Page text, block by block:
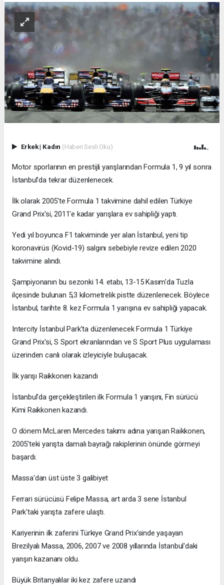
Erkek| Kadın (Haberi Sesli Oku)
Motor sporlarının en prestijli yarışlarından Formula 1, 9 yıl sonra
İstanbul'da tekrar düzenlenecek.
İlk olarak 2005'te Formula 1 takvimine dahil edilen Türkiye
Grand Prix'si, 2011'e kadar yarışlara ev sahipliği yaptı.
Yedi yıl boyunca F1 takviminde yer alan İstanbul, yeni tip
koronavirüs (Kovid-19) salgını sebebiyle revize edilen 2020
takvimine alındı.
Şampiyonanın bu sezonki 14. etabı, 13-15 Kasım'da Tuzla
ilçesinde bulunan 5,3 kilometrelik pistte düzenlenecek. Böylece
İstanbul, tarihte 8. kez Formula 1 yarışına ev sahipliği yapacak.
Intercity İstanbul Park’ta düzenlenecek Formula 1 Türkiye
Grand Prix'si, S Sport ekranlarından ve S Sport Plus uygulaması
üzerinden canlı olarak izleyiciyle buluşacak.
İlk yarışı Raikkonen kazandı
İstanbul'da gerçekleştirilen ilk Formula 1 yarışını, Fin sürücü
Kimi Raikkonen kazandı.
O dönem McLaren Mercedes takımı adına yarışan Raikkonen,
2005'teki yarışta damalı bayrağı rakiplerinin önünde görmeyi
başardı.
Massa'dan üst üste 3 galibiyet
Ferrari sürücüsü Felipe Massa, art arda 3 sene İstanbul
Park'taki yarışta zafere ulaştı.
Kariyerinin ilk zaferini Türkiye Grand Prix'sinde yaşayan
Brezilyalı Massa, 2006, 2007 ve 2008 yıllarında İstanbul'daki
yarışın kazananı oldu.
Büyük Britanyalılar iki kez zafere uzandı